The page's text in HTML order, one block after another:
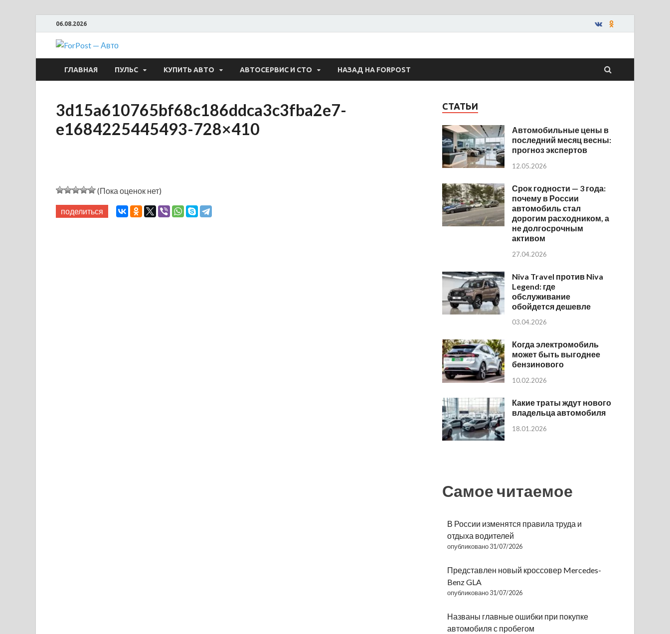
06.08.2026
ForPost — Авто
ГЛАВНАЯ ПУЛЬС КУПИТЬ АВТО АВТОСЕРВИС И СТО НАЗАД НА FORPOST
3d15a610765bf68c186ddca3c3fba2e7-
e1684225445493-728×410
(Пока оценок нет)
поделиться
СТАТЬИ
Автомобильные цены в
последний месяц весны:
прогноз экспертов
12.05.2026
Срок годности — 3 года:
почему в России
автомобиль стал
дорогим расходником, а
не долгосрочным
активом
27.04.2026
Niva Travel против Niva
Legend: где
обслуживание
обойдется дешевле
03.04.2026
Когда электромобиль
может быть выгоднее
бензинового
10.02.2026
Какие траты ждут нового
владельца автомобиля
18.01.2026
Самое читаемое
В России изменятся правила труда и
отдыха водителей
опубликовано 31/07/2026
Представлен новый кроссовер Mercedes-
Benz GLA
опубликовано 31/07/2026
Названы главные ошибки при покупке
автомобиля с пробегом